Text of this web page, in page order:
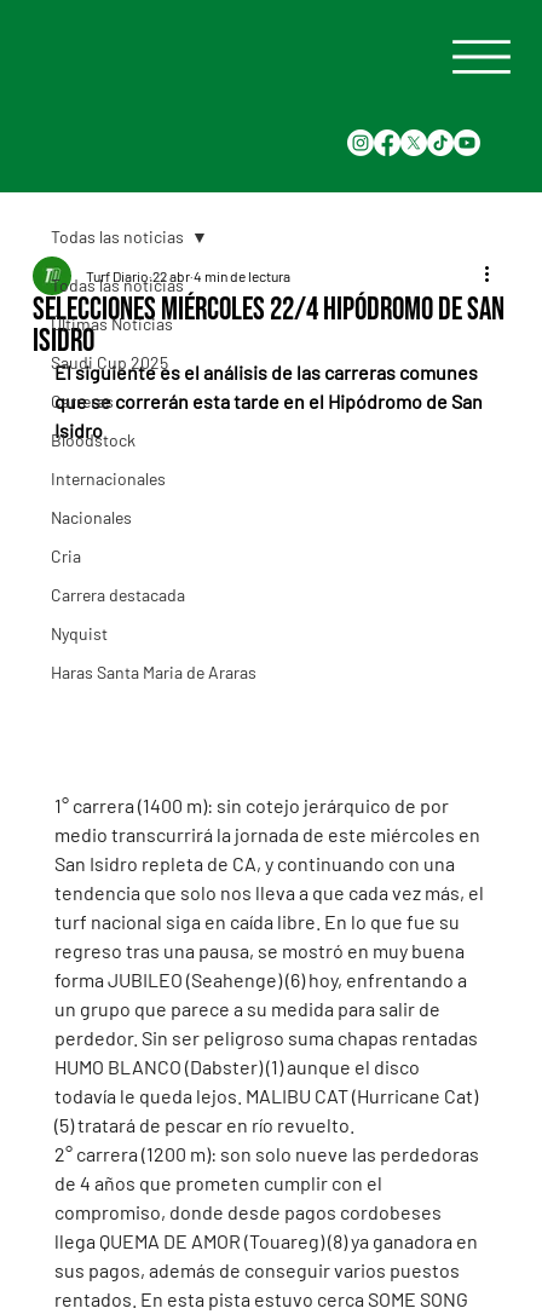
Todas las noticias
Últimas Noticias
Saudi Cup 2025
Carreras
Bloodstock
Internacionales
Nacionales
Cria
Carrera destacada
Nyquist
Haras Santa Maria de Araras
Todas las noticias
Selecciones Miércoles 22/4 Hipódromo de San
Isidro
Turf Diario 22 abr 4 min de lectura
El siguiente es el análisis de las carreras comunes
que se correrán esta tarde en el Hipódromo de San
Isidro
1° carrera (1400 m): sin cotejo jerárquico de por
medio transcurrirá la jornada de este miércoles en
San Isidro repleta de CA, y continuando con una
tendencia que solo nos lleva a que cada vez más, el
turf nacional siga en caída libre. En lo que fue su
regreso tras una pausa, se mostró en muy buena
forma JUBILEO (Seahenge) (6) hoy, enfrentando a
un grupo que parece a su medida para salir de
perdedor. Sin ser peligroso suma chapas rentadas
HUMO BLANCO (Dabster) (1) aunque el disco
todavía le queda lejos. MALIBU CAT (Hurricane Cat)
(5) tratará de pescar en río revuelto.
2° carrera (1200 m): son solo nueve las perdedoras
de 4 años que prometen cumplir con el
compromiso, donde desde pagos cordobeses
llega QUEMA DE AMOR (Touareg) (8) ya ganadora en
sus pagos, además de conseguir varios puestos
rentados. En esta pista estuvo cerca SOME SONG